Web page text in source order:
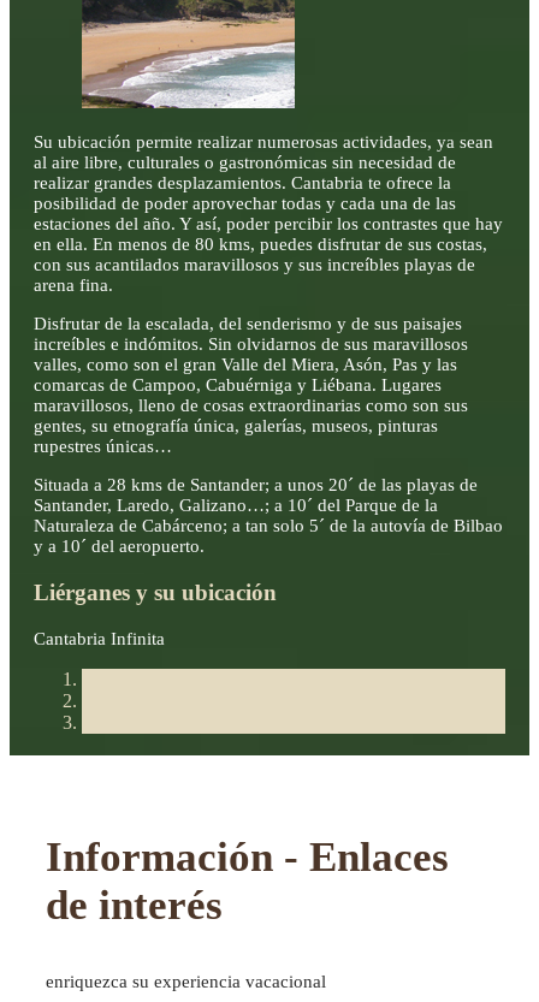
Su ubicación permite realizar numerosas actividades, ya sean
al aire libre, culturales o gastronómicas sin necesidad de
realizar grandes desplazamientos. Cantabria te ofrece la
posibilidad de poder aprovechar todas y cada una de las
estaciones del año. Y así, poder percibir los contrastes que hay
en ella. En menos de 80 kms, puedes disfrutar de sus costas,
con sus acantilados maravillosos y sus increíbles playas de
arena fina.
Disfrutar de la escalada, del senderismo y de sus paisajes
increíbles e indómitos. Sin olvidarnos de sus maravillosos
valles, como son el gran Valle del Miera, Asón, Pas y las
comarcas de Campoo, Cabuérniga y Liébana. Lugares
maravillosos, lleno de cosas extraordinarias como son sus
gentes, su etnografía única, galerías, museos, pinturas
rupestres únicas…
Situada a 28 kms de Santander; a unos 20´ de las playas de
Santander, Laredo, Galizano…; a 10´ del Parque de la
Naturaleza de Cabárceno; a tan solo 5´ de la autovía de Bilbao
y a 10´ del aeropuerto.
Liérganes y su ubicación
Cantabria Infinita
Información - Enlaces
de interés
enriquezca su experiencia vacacional